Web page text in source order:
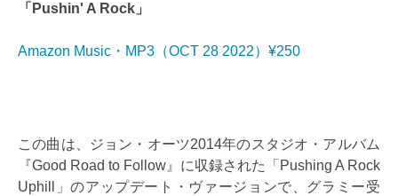
「Pushin' A Rock」
Amazon Music・MP3（OCT 28 2022）¥250
この曲は、ジョン・オーツ2014年のスタジオ・アルバム
『Good Road to Follow』に収録された「Pushing A Rock
Uphill」のアップデート・ヴァージョンで、グラミー受